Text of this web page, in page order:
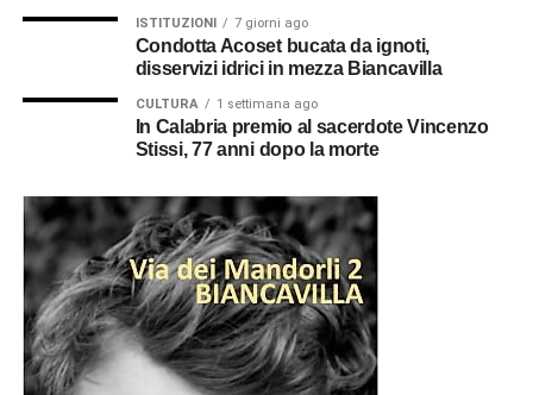
ISTITUZIONI 7 giorni ago
Condotta Acoset bucata da ignoti,
disservizi idrici in mezza Biancavilla
CULTURA 1 settimana ago
In Calabria premio al sacerdote Vincenzo
Stissi, 77 anni dopo la morte